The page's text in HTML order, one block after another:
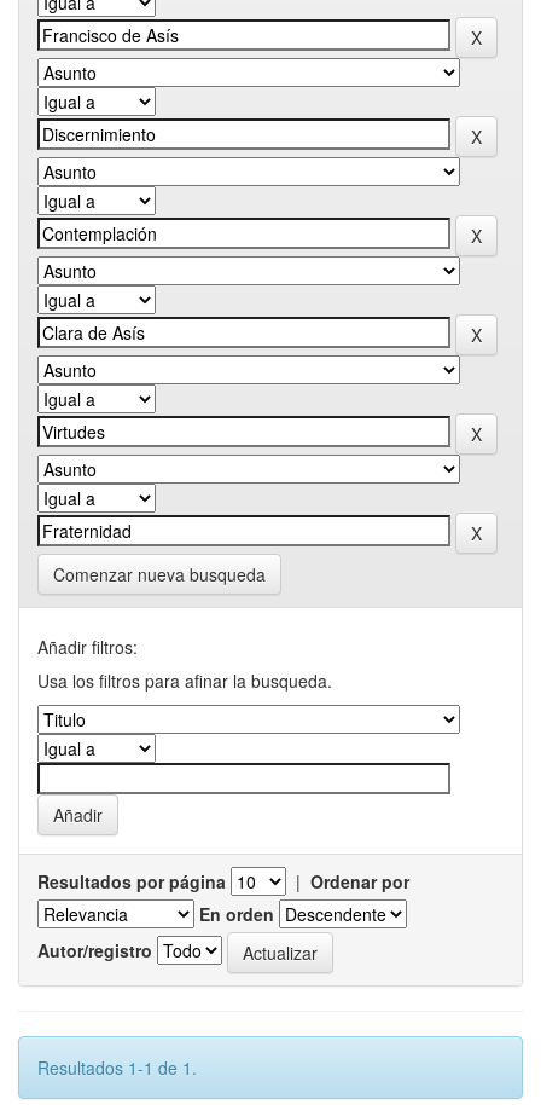
Comenzar nueva busqueda
Añadir filtros:
Usa los filtros para afinar la busqueda.
Resultados por página | Ordenar por
En orden
Autor/registro
Resultados 1-1 de 1.